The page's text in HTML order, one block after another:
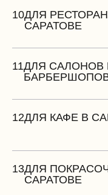
10ДЛЯ
САРАТОВЕ
11ДЛЯ САЛОНОВ
12ДЛЯ КАФЕ В
13ДЛЯ
САРАТОВЕ